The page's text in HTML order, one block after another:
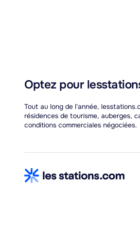
Optez pour
Tout au long de l'année,
résidences de tourisme, auberges,
conditions commerciales négociées.